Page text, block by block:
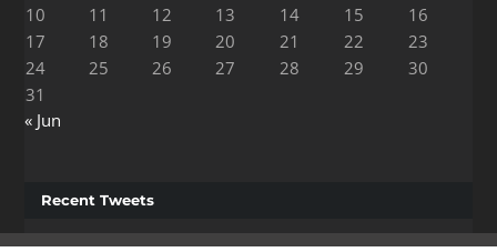
10
11 12 13 14 15
16
17
18 19 20 21 22
23
24
25 26 27 28 29
30
31
« Jun
Recent Tweets